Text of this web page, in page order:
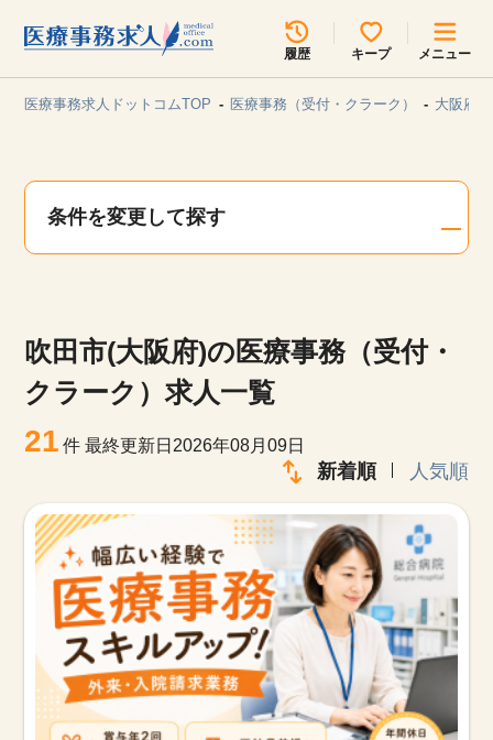
履歴 キープ メニュー
見学会・イベント情報
お知らせ
医療事務求人ドットコムとは
サイトの使い方
就職サポート
医療事務求人ドットコムTOP 医療事務（受付・クラーク） 大阪府/
条件を変更して探す
吹田市(大阪府)の医療事務（受付・
クラーク）求人一覧
21 件最終更新日2026年08月09日
新着順 人気順
所在地のエリアを選択してください
各支店担当よりご連絡させていただきます。
関東
甲信越・北陸 中国・四国
九州・沖縄